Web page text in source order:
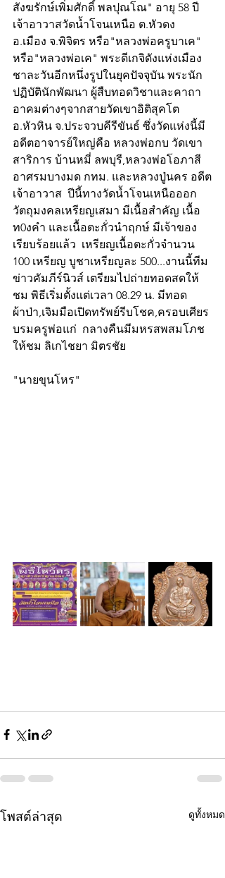
สังฆรักษ์เพิ่มศักดิ์ พลปุณโณ" อายุ 58 ปี
เจ้าอาวาสวัดน้ำโจนเหนือ ต.หัวดง
อ.เมือง จ.พิจิตร หรือ"หลวงพ่อครูบาเค"
หรือ"หลวงพ่อเค" พระดีเกจิดังแห่งเมือง
ชาละวันอีกหนึ่งรูปในยุคปัจจุบัน พระนัก
ปฏิบัตินักพัฒนา ผู้สืบทอดวิชาและคาถา
อาคมต่างๆจากสายวัดเขาอิติสุคโต
อ.หัวหิน จ.ประจวบคีรีขันธ์ ซึ่งวัดแห่งนี้มี
อดีตอาจารย์ใหญ่คือ หลวงพ่อกบ วัดเขา
สาริการ บ้านหมี่ ลพบุรี,หลวงพ่อโอภาสี
อาศรมบางมด กทม. และหลวงปู่นคร อดีต
เจ้าอาวาส  ปีนี้ทางวัดน้ำโจนเหนือออก
วัตถุมงคลเหรียญเสมา มีเนื้อสำคัญ เนื้อ
ท0งคำ และเนื้อตะกั่วนำฤกษ์ มีเจ้าของ
เรียบร้อยแล้ว  เหรียญเนื้อตะกั่วจำนวน
100 เหรียญ บูชาเหรียญละ 500...งานนี้ทีม
ข่าวคัมภีร์นิวส์ เตรียมไปถ่ายทอดสดให้
ชม พิธีเริ่มตั้งแต่เวลา 08.29 น. มีทอด
ผ้าป่า,เจิมมือเปิดทรัพย์รีบโชค,ครอบเศียร
บรมครูพ่อแก่  กลางคืนมีมหรสพสมโภช
ให้ชม ลิเกไชยา มิตรชัย
"นายขุนโหร"
โพสต์ล่าสุด ดูทั้งหมด